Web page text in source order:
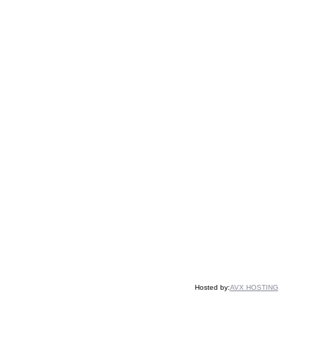
Hosted by:AVX HOSTING